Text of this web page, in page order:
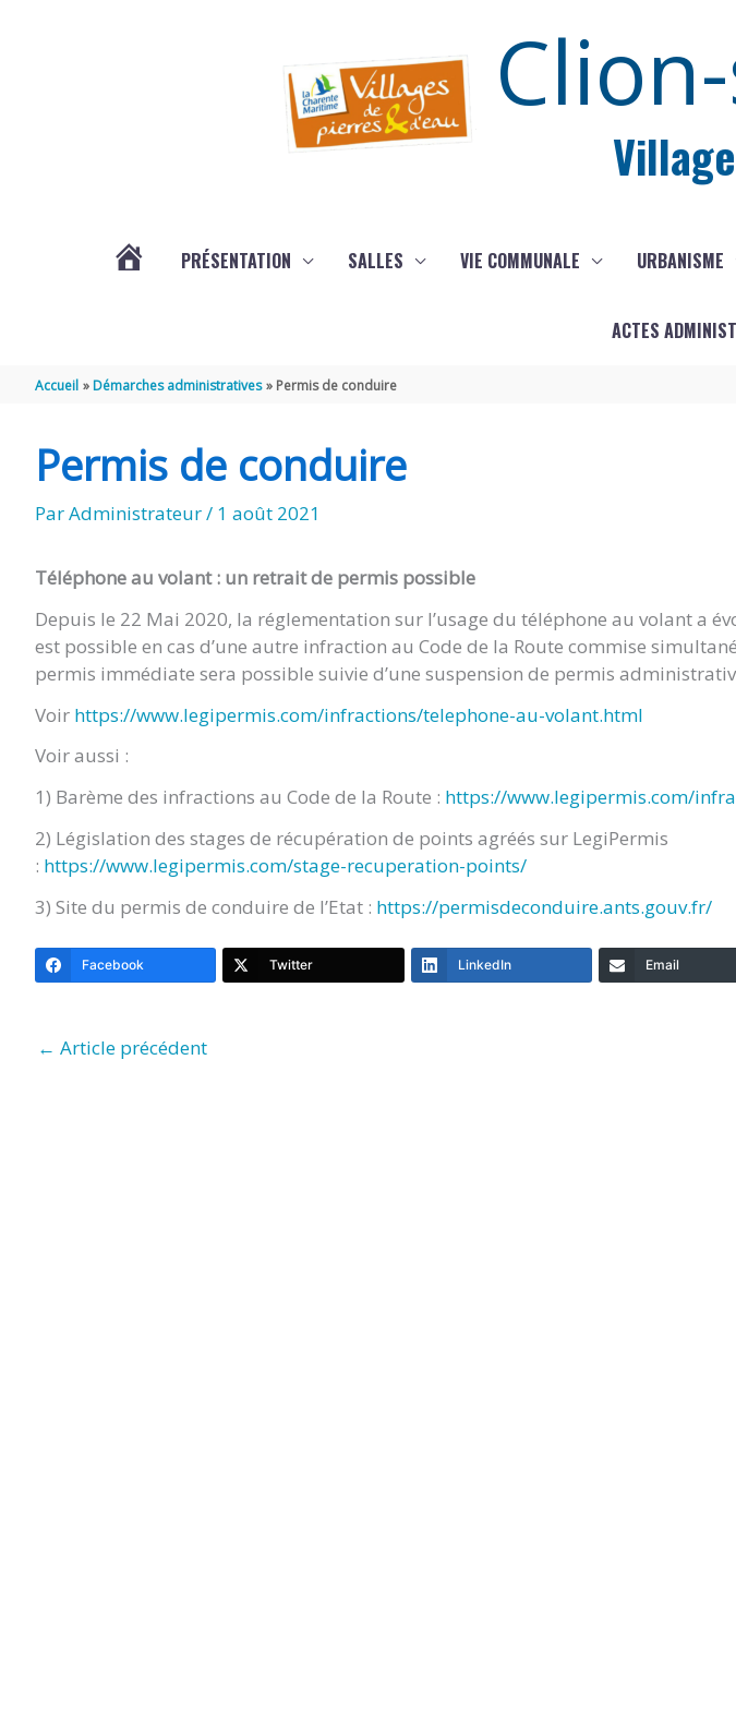
TITRE)
PRÉSENTATION SALLES VIE COMMUNALE URBANISME
ACTES
Accueil Démarches administratives Permis de conduire
Permis de conduire
ParAdministrateur/ 1 août 2021
Téléphone au volant : un retrait de permis possible
Depuis le 22 Mai 2020, la réglementation sur l’usage du téléphone au volant a
est possible en cas d’une autre infraction au Code de la Route commise
permis immédiate sera possible suivie d’une suspension de permis
Voir https://www.legipermis.com/infractions/telephone-au-volant.html
Voir aussi :
1) Barème des infractions au Code de la Route : https://www.legipermis.com/
2) Législation des stages de récupération de points agréés sur LegiPermis
: https://www.legipermis.com/stage-recuperation-points/
3) Site du permis de conduire de l’Etat : https://permisdeconduire.ants.gouv.fr/
Facebook Twitter LinkedIn Email
← Article précédent